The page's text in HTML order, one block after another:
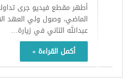
أطهر مقطع فيديو جرى
الماضي، وصول ولي العهد
عبدالله الثاني في زيارة…
أكمل القراءة »